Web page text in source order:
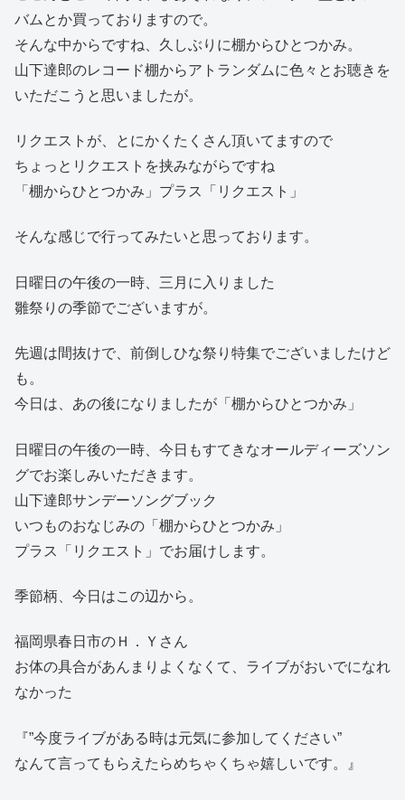
バムとか買っておりますので。
そんな中からですね、久しぶりに棚からひとつかみ。
山下達郎のレコード棚からアトランダムに色々とお聴きを
いただこうと思いましたが。
リクエストが、とにかくたくさん頂いてますので
ちょっとリクエストを挟みながらですね
「棚からひとつかみ」プラス「リクエスト」
そんな感じで行ってみたいと思っております。
日曜日の午後の一時、三月に入りました
雛祭りの季節でございますが。
先週は間抜けで、前倒しひな祭り特集でございましたけど
も。
今日は、あの後になりましたが「棚からひとつかみ」
日曜日の午後の一時、今日もすてきなオールディーズソン
グでお楽しみいただきます。
山下達郎サンデーソングブック
いつものおなじみの「棚からひとつかみ」
プラス「リクエスト」でお届けします。
季節柄、今日はこの辺から。
福岡県春日市のＨ．Ｙさん
お体の具合があんまりよくなくて、ライブがおいでになれ
なかった
『”今度ライブがある時は元気に参加してください”
なんて言ってもらえたらめちゃくちゃ嬉しいです。』